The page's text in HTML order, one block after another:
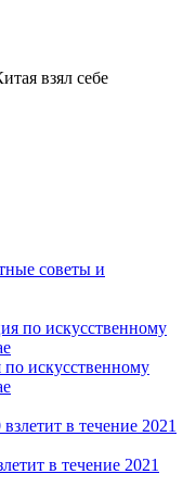
взял себе
советы и
искусственному
в течение 2021